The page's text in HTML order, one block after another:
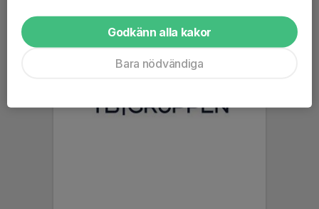
Godkänn alla kakor
Bara nödvändiga